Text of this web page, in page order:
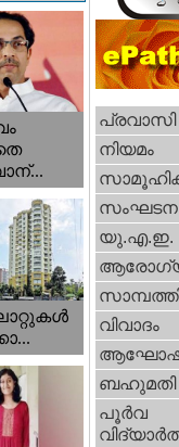
പ്രവാസി
നിയമം
സംഘടന
യു.എ.ഇ.
വിവാദം
ബഹുമതി
പൂര്‍വ